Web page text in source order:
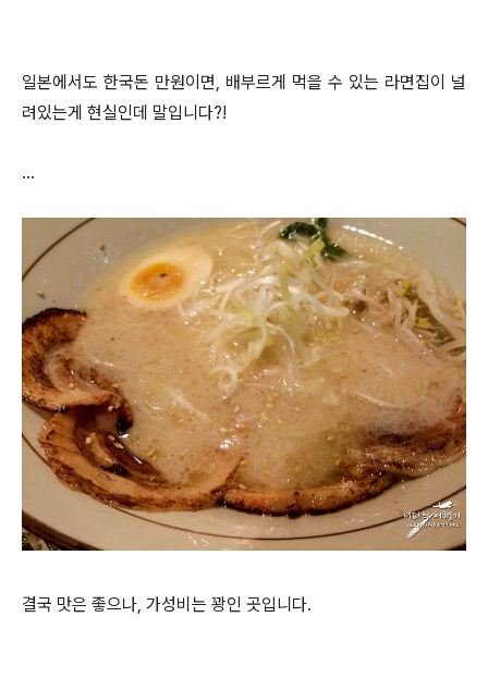
일본에서도 한국돈 만원이면, 배부르게 먹을 수 있는 라면집이 널
려있는게 현실인데 말입니다?!
...
결국 맛은 좋으나, 가성비는 꽝인 곳입니다.